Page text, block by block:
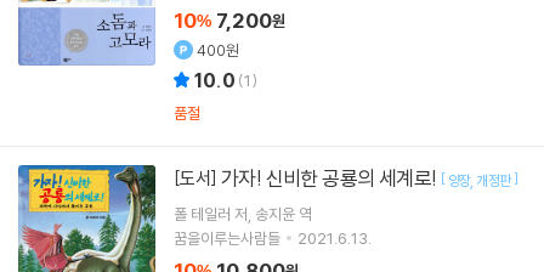
10% 7,200원
400원
10.0 (1)
품절
[도서] 가자! 신비한 공룡의 세계로! [ 양장 개정판]
폴 테일러 저 송지윤 역
꿈을이루는사람들
2021.6.13.